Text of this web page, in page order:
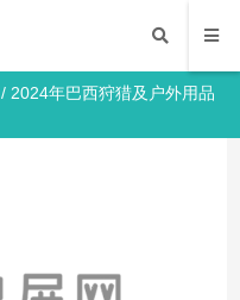
/ 2024年巴西狩猎及户外用品